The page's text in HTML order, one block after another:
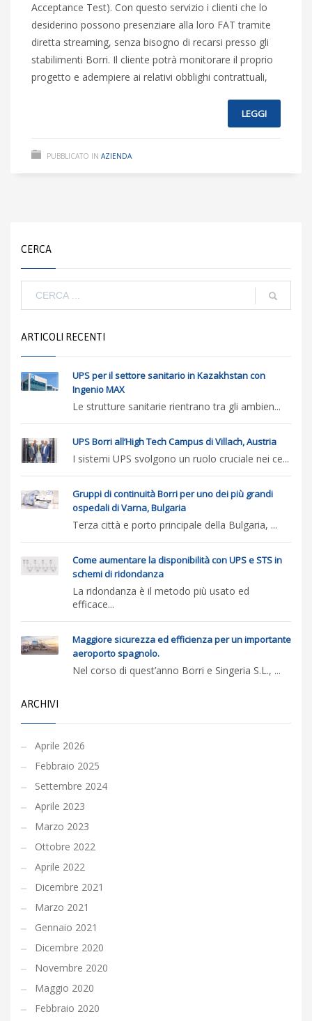
Acceptance Test). Con questo servizio i clienti che lo
desiderino possono presenziare alla loro FAT tramite
diretta streaming, senza bisogno di recarsi presso gli
stabilimenti Borri. Il cliente potrà monitorare il proprio
progetto e adempiere ai relativi obblighi contrattuali,
LEGGI
PUBBLICATO IN AZIENDA
CERCA
ARTICOLI RECENTI
UPS per il settore sanitario in Kazakhstan con
Ingenio MAX
Le strutture sanitarie rientrano tra gli ambien...
UPS Borri all’High Tech Campus di Villach, Austria
I sistemi UPS svolgono un ruolo cruciale nei ce...
Gruppi di continuità Borri per uno dei più grandi
ospedali di Varna, Bulgaria
Terza città e porto principale della Bulgaria, ...
Come aumentare la disponibilità con UPS e STS in
schemi di ridondanza
La ridondanza è il metodo più usato ed
efficace...
Maggiore sicurezza ed efficienza per un importante
aeroporto spagnolo.
Nel corso di quest’anno Borri e Singeria S.L., ...
ARCHIVI
Aprile 2026
Febbraio 2025
Settembre 2024
Aprile 2023
Marzo 2023
Ottobre 2022
Aprile 2022
Dicembre 2021
Marzo 2021
Gennaio 2021
Dicembre 2020
Novembre 2020
Maggio 2020
Febbraio 2020